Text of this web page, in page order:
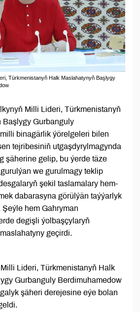
Türkmenistanyň Halk Maslahatynyň Başlygy
Milli Lideri, Türkmenistanyň
Başlygy Gurbanguly
binagärlik ýörelgeleri bilen
tejribesiniň utgaşdyrylmagynda
şäherine gelip, bu ýerde täze
we gurulmagy teklip
şekil taslamalary hem-
dabarasyna görülýän taýýarlyk
hem Gahryman
degişli ýolbaşçylaryň
geçirdi.
Lideri, Türkmenistanyň Halk
Gurbanguly Berdimuhamedow
şäheri derejesine eýe bolan